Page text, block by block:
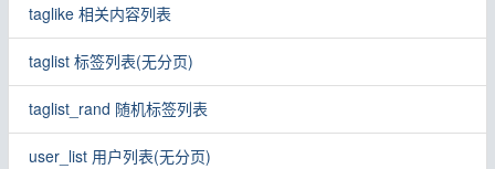
taglike 相关内容列表
taglist 标签列表(无分页)
taglist_rand 随机标签列表
user_list 用户列表(无分页)